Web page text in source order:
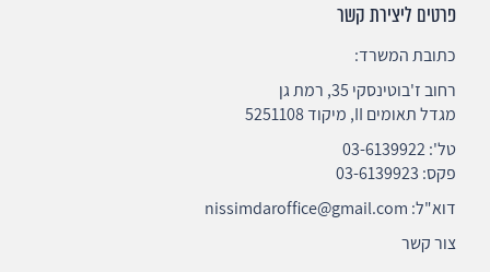
פרטים ליצירת קשר
כתובת המשרד:
רחוב ז'בוטינסקי 35, רמת גן
מגדל תאומים II, מיקוד 5251108
טל':03-6139922
פקס: 03-6139923
דוא"ל: nissimdaroffice@gmail.com
צור קשר